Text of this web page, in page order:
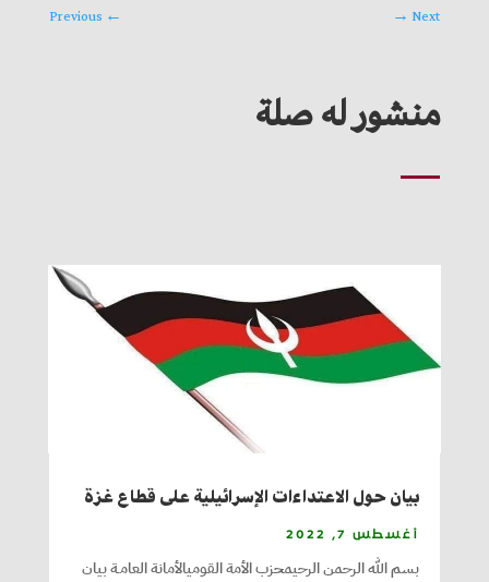
←
Previous Next
→
منشور له صلة
بيان حول الاعتداءات الإسرائيلية على قطاع غزة
أغسطس 7, 2022
بسم الله الرحمن الرحيمحزب الأمة القوميالأمانة العامـة بيان